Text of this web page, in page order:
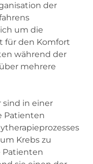
der
um die
für den Komfort
während der
mehrere
sind in einer
Patienten
Krebs zu
Patienten